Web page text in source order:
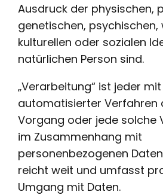
Ausdruck der physischen,
genetischen,
kulturellen oder sozialen
natürlichen Person sind.
„Verarbeitung“ ist jeder
automatisierter Verfahren
Vorgang oder jede solche
im Zusammenhang mit
personenbezogenen
reicht weit und umfasst
Umgang mit Daten.